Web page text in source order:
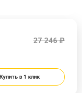
27 246 ₽
Купить в 1 клик